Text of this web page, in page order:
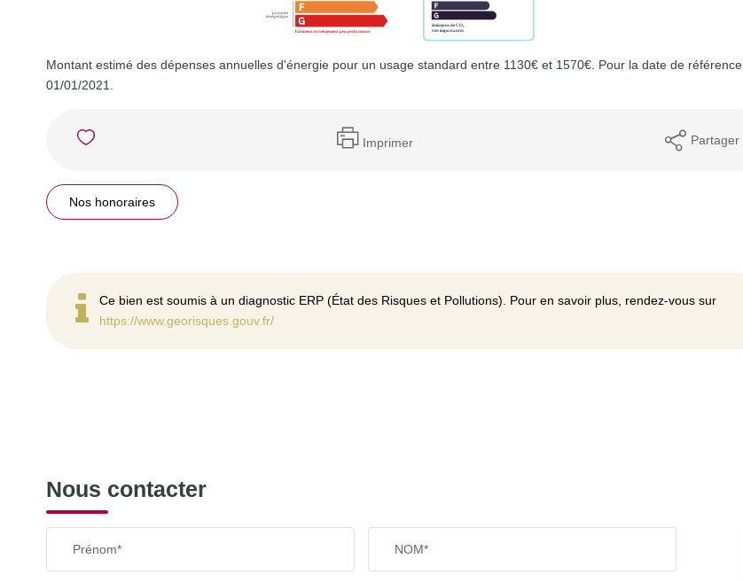
Montant estimé des dépenses annuelles d'énergie pour un usage standard entre 1130€ et 1570€. Pour la date de référence
01/01/2021.
Imprimer Partager
Nos honoraires
Ce bien est soumis à un diagnostic ERP (État des Risques et Pollutions). Pour en savoir plus, rendez-vous sur
https://www.georisques.gouv.fr/
Nous contacter
Prénom* NOM*